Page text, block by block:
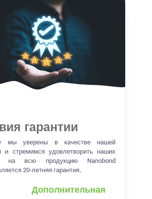
гарантии
мы уверены в качестве нашей
и стремимся удовлетворить наших
на всю продукцию Nanobond
20-летняя гарантия.
Дополнительная